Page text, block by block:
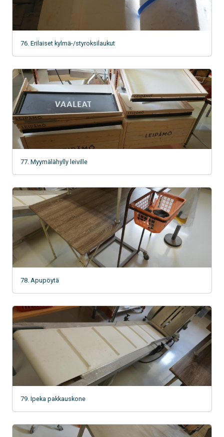
76. Erilaiset kylmä-/styroksilaukut
77. Myymälähylly leiville
78. Apupöytä
79. Ipeka pakkauskone